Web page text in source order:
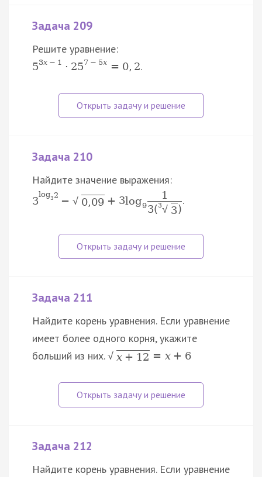
Задача 209
Решите уравнение:
53x − 1 ⋅ 257 − 5x = 0, 2.
Задача 210
Найдите значение выражения:
3log3 2 − √ 0,09 + 3log9
1
3(3√ 3)
.
Задача 211
Найдите корень уравнения. Если уравнение
имеет более одного корня, укажите
больший из них. √ x + 12 = x + 6
Задача 212
Найдите корень уравнения. Если уравнение